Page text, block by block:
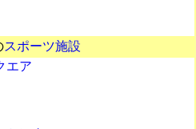
スポーツ施設
エア